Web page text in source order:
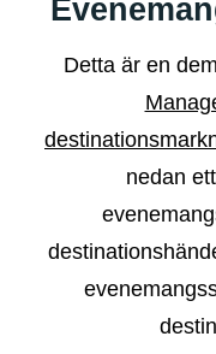
Detta är en
nedan